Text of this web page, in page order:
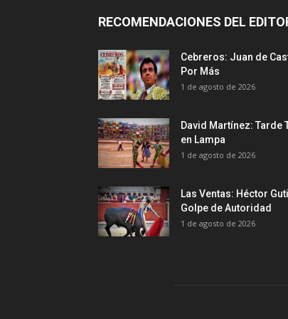
RECOMENDACIONES DEL
Cebreros: Juan de
Por Más
1 de agosto de 2026
David Martínez: Tarde
en Lampa
1 de agosto de 2026
Las Ventas: Héctor
Golpe de Autoridad
1 de agosto de 2026